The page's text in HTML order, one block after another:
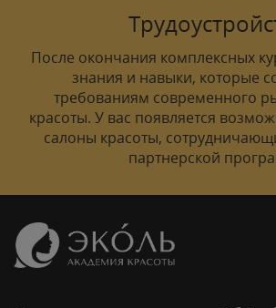
После окончания комплексных
знания и навыки, которые
требованиям современного
красоты. У вас появляется
салоны красоты,
партнерской